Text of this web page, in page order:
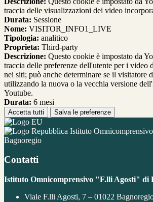
traccia delle visualizzazioni dei video
Durata: Sessione
Nome: VISITOR_INFO1_LIVE
Tipologia: analitico
Proprieta: Third-party
Descrizione: Questo cookie è impostato da
traccia delle preferenze dell'utente per i video
nei siti; può anche determinare se il visitatore
utilizzando la nuova o la vecchia versione
Youtube.
Durata: 6 mesi
Accetta tutti Salva le preferenze
Istituto
Bagnoregio
Contatti
Istituto Omnicomprensivo "F.lli Agosti" di
Viale F.lli Agosti, 7 – 01022